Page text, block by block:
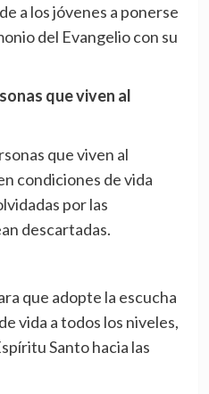
a los jóvenes a ponerse
del Evangelio con su
que viven al
que viven al
condiciones de vida
por las
descartadas.
que adopte la escucha
vida a todos los niveles,
Santo hacia las